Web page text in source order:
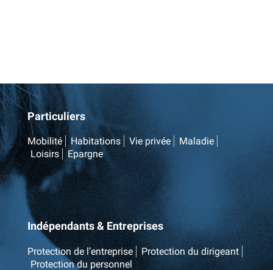
Particuliers
Mobilité Habitations Vie privée
Maladie
Loisirs
Epargne
Indépendants & Entreprises
Protection de l’entreprise
Protection du dirigeant
Protection du personnel